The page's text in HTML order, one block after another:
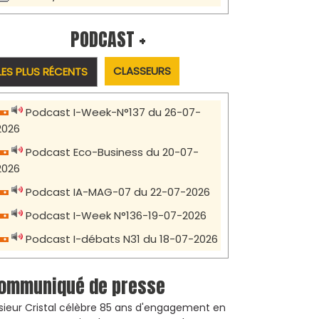
PODCAST +
PLUS RÉCENTS CLASSEURS
Podcast I-Week-N°137 du 26-07-
Podcast Eco-Business du 20-07-
Podcast IA-MAG-07 du 22-07-2026
Podcast I-Week N°136-19-07-2026
Podcast I-débats N31 du 18-07-2026
de presse
Cristal célèbre 85 ans d'engagement en